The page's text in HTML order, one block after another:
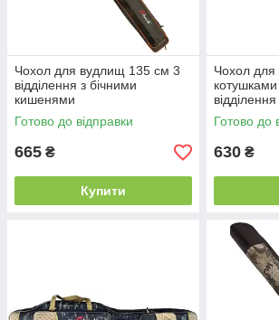
Чохол для вудлищ 135 см 3
відділення з бічними
кишенями
Готово до відправки
665 ₴
Купити
Чохол для
кишенями
Готово до
630 ₴